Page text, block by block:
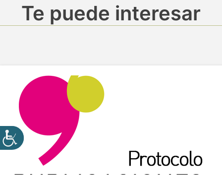
Te puede interesar